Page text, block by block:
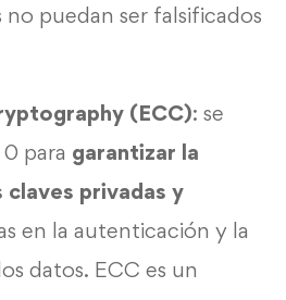
no puedan ser falsificados
(ECC): se
para garantizar la
claves privadas y
en la autenticación y la
datos. ECC es un